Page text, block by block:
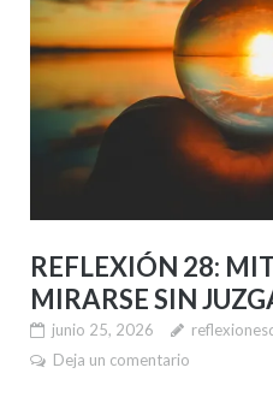
REFLEXIÓN 28:
MIRARSE SIN
junio 25, 2026
Deja un comentario